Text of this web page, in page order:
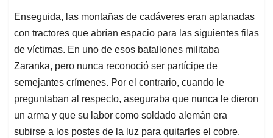
Enseguida, las montañas de cadáveres eran aplanadas
con tractores que abrían espacio para las siguientes filas
de víctimas. En uno de esos batallones militaba
Zaranka, pero nunca reconoció ser partícipe de
semejantes crímenes. Por el contrario, cuando le
preguntaban al respecto, aseguraba que nunca le dieron
un arma y que su labor como soldado alemán era
subirse a los postes de la luz para quitarles el cobre.